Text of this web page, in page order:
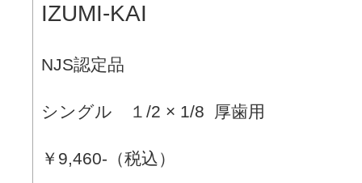
IZUMI-KAI
NJS認定品
シングル １/2 × 1/8 厚歯用
￥9,460-（税込）